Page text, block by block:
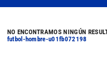
futbol-hombre-u01fb072198